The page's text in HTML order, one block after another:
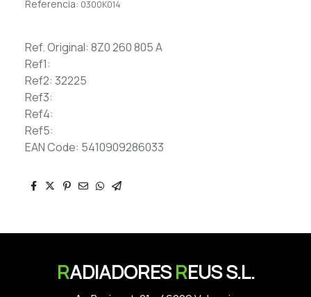
Referencia: 0300K014
Ref. Original: 8Z0 260 805 A
Ref1:
Ref2: 32225
Ref3:
Ref4:
Ref5:
EAN Code: 5410909286033
RADIADORESREUS S.L.